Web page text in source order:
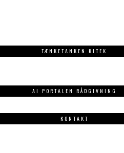
TÆNKETANKEN KITEK
AI PORTALEN RÅDGIVNING
KONTAKT